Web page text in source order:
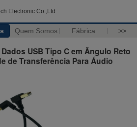
Electronic Co.,Ltd
Quem Somos Fábrica >>
USB Tipo C em Ângulo Reto
de Transferência Para Áudio